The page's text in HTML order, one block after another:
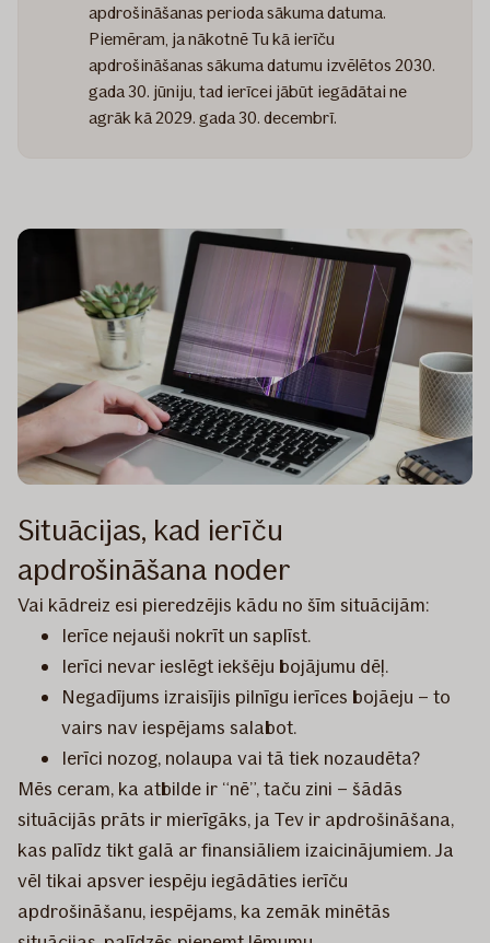
apdrošināšanas perioda sākuma datuma.
Piemēram, ja nākotnē Tu kā ierīču
apdrošināšanas sākuma datumu izvēlētos 2030.
gada 30. jūniju, tad ierīcei jābūt iegādātai ne
agrāk kā 2029. gada 30. decembrī.
Situācijas, kad ierīču
apdrošināšana noder
Vai kādreiz esi pieredzējis kādu no šīm situācijām:
Ierīce nejauši nokrīt un saplīst.
Ierīci nevar ieslēgt iekšēju bojājumu dēļ.
Negadījums izraisījis pilnīgu ierīces bojāeju – to
vairs nav iespējams salabot.
Ierīci nozog, nolaupa vai tā tiek nozaudēta?
Mēs ceram, ka atbilde ir “nē”, taču zini – šādās
situācijās prāts ir mierīgāks, ja Tev ir apdrošināšana,
kas palīdz tikt galā ar finansiāliem izaicinājumiem. Ja
vēl tikai apsver iespēju iegādāties ierīču
apdrošināšanu, iespējams, ka zemāk minētās